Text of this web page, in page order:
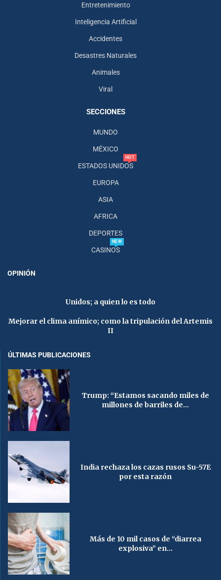
Entretenimiento
Inteligencia Artificial
Accidentes
Desastres Naturales
Animales
Viral
SECCIONES
MUNDO
MÉXICO
ESTADOS UNIDOS
HOT
EUROPA
ASIA
AFRICA
DEPORTES
CASINOS
NEW
OPINIÓN
Unidos; a quien lo es todo
Mejorar el clima anímico; como la tripulación del Artemis
II
ÚLTIMAS PUBLICACIONES
Trump: “Estamos sacando miles de
millones de barriles de...
India rechaza los cazas rusos Su-57E
por esta razón
Más de 10 mil casos de “diarrea
explosiva” en...